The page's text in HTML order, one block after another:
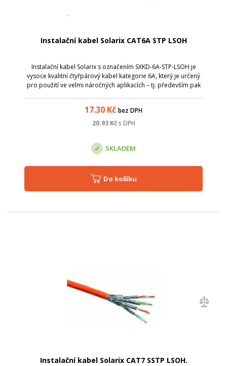
Instalační kabel Solarix CAT6A STP LSOH
Instalační kabel Solarix s označením SXKD-6A-STP-LSOH je
vysoce kvalitní čtyřpárový kabel kategorie 6A, který je určený
pro použití ve velmi náročných aplikacích – tj. především pak
17.30 Kč bez DPH
20.93Kč s DPH
SKLADEM
Do košíku
Instalační kabel Solarix CAT7 SSTP LSOH.